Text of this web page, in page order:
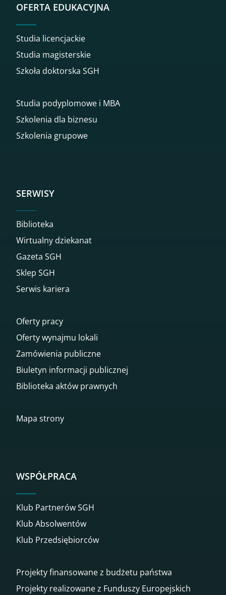
OFERTA EDUKACYJNA
Studia licencjackie
Studia magisterskie
Szkoła doktorska SGH
Studia podyplomowe i MBA
Szkolenia dla biznesu
Szkolenia grupowe
SERWISY
Biblioteka
Wirtualny dziekanat
Gazeta SGH
Sklep SGH
Serwis kariera
Oferty pracy
Oferty wynajmu lokali
Zamówienia publiczne
Biuletyn informacji publicznej
Biblioteka aktów prawnych
Mapa strony
WSPÓŁPRACA
Klub Partnerów SGH
Klub Absolwentów
Klub Przedsiębiorców
Projekty finansowane z budżetu państwa
Projekty realizowane z Funduszy Europejskich